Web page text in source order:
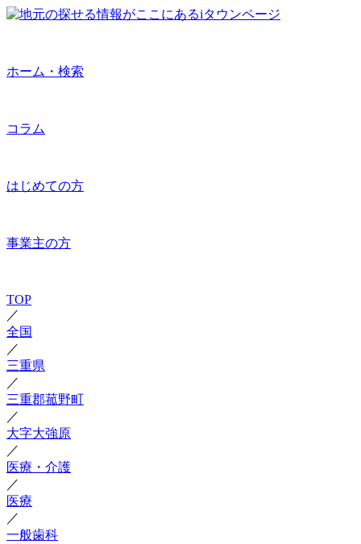
ホーム・検索
コラム
はじめての方
事業主の方
TOP
／
全国
／
三重県
／
三重郡菰野町
／
大字大強原
／
医療・介護
／
医療
／
一般歯科